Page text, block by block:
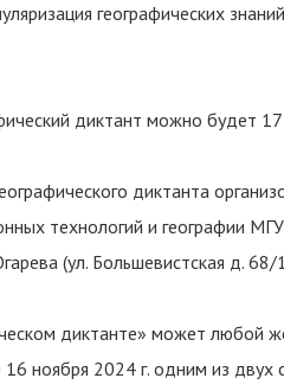
географических
диктант можно будет
диктанта
технологий и географии
(ул. Большевистская д. 68/
диктанте» может
16 ноября 2024 г. одним из двух